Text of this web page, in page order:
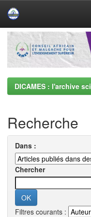
Skip
navigation
DICAMES : l'archive
Recherche
Dans :
Chercher
Filtres courants :